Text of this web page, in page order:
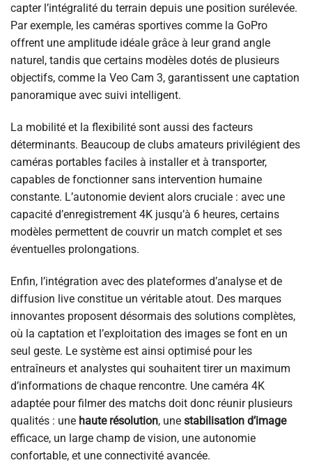
capter l’intégralité du terrain depuis une position surélevée.
Par exemple, les caméras sportives comme la GoPro
offrent une amplitude idéale grâce à leur grand angle
naturel, tandis que certains modèles dotés de plusieurs
objectifs, comme la Veo Cam 3, garantissent une captation
panoramique avec suivi intelligent.
La mobilité et la flexibilité sont aussi des facteurs
déterminants. Beaucoup de clubs amateurs privilégient des
caméras portables faciles à installer et à transporter,
capables de fonctionner sans intervention humaine
constante. L’autonomie devient alors cruciale : avec une
capacité d’enregistrement 4K jusqu’à 6 heures, certains
modèles permettent de couvrir un match complet et ses
éventuelles prolongations.
Enfin, l’intégration avec des plateformes d’analyse et de
diffusion live constitue un véritable atout. Des marques
innovantes proposent désormais des solutions complètes,
où la captation et l’exploitation des images se font en un
seul geste. Le système est ainsi optimisé pour les
entraîneurs et analystes qui souhaitent tirer un maximum
d’informations de chaque rencontre. Une caméra 4K
adaptée pour filmer des matchs doit donc réunir plusieurs
qualités : une haute résolution, une stabilisation d’image
efficace, un large champ de vision, une autonomie
confortable, et une connectivité avancée.